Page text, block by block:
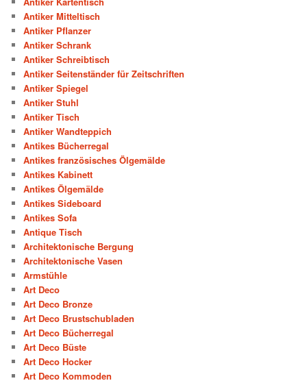
Antiker Mitteltisch
Antiker Pflanzer
Antiker Schrank
Antiker Schreibtisch
Antiker Seitenständer für Zeitschriften
Antiker Spiegel
Antiker Stuhl
Antiker Tisch
Antiker Wandteppich
Antikes Bücherregal
Antikes französisches Ölgemälde
Antikes Kabinett
Antikes Ölgemälde
Antikes Sideboard
Antikes Sofa
Antique Tisch
Architektonische Bergung
Architektonische Vasen
Armstühle
Art Deco
Art Deco Bronze
Art Deco Brustschubladen
Art Deco Bücherregal
Art Deco Büste
Art Deco Hocker
Art Deco Kommoden